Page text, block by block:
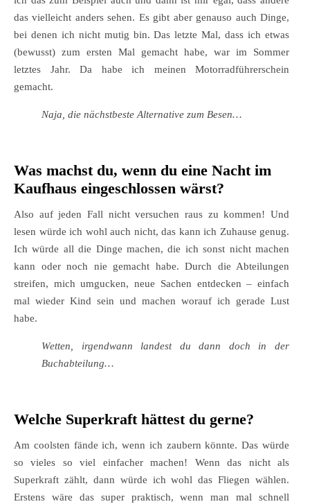
das vielleicht anders sehen. Es gibt aber genauso auch Dinge,
bei denen ich nicht mutig bin. Das letzte Mal, dass ich etwas
(bewusst) zum ersten Mal gemacht habe, war im Sommer
letztes Jahr. Da habe ich meinen Motorradführerschein
gemacht.
Naja, die nächstbeste Alternative zum Besen…
Was machst du, wenn du eine Nacht im
Kaufhaus eingeschlossen wärst?
Also auf jeden Fall nicht versuchen raus zu kommen! Und
lesen würde ich wohl auch nicht, das kann ich Zuhause genug.
Ich würde all die Dinge machen, die ich sonst nicht machen
kann oder noch nie gemacht habe. Durch die Abteilungen
streifen, mich umgucken, neue Sachen entdecken – einfach
mal wieder Kind sein und machen worauf ich gerade Lust
habe.
Wetten, irgendwann landest du dann doch in der
Buchabteilung…
Welche Superkraft hättest du gerne?
Am coolsten fände ich, wenn ich zaubern könnte. Das würde
so vieles so viel einfacher machen! Wenn das nicht als
Superkraft zählt, dann würde ich wohl das Fliegen wählen.
Erstens wäre das super praktisch, wenn man mal schnell